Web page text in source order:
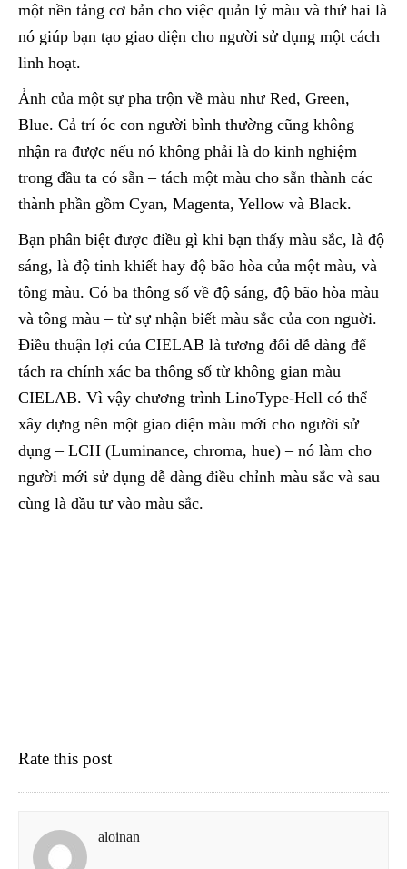
một nền tảng cơ bản cho việc quản lý màu và thứ hai là
nó giúp bạn tạo giao diện cho người sử dụng một cách
linh hoạt.
Ảnh của một sự pha trộn về màu như Red, Green,
Blue. Cả trí óc con người bình thường cũng không
nhận ra được nếu nó không phải là do kinh nghiệm
trong đầu ta có sẵn – tách một màu cho sẵn thành các
thành phần gồm Cyan, Magenta, Yellow và Black.
Bạn phân biệt được điều gì khi bạn thấy màu sắc, là độ
sáng, là độ tinh khiết hay độ bão hòa của một màu, và
tông màu. Có ba thông số về độ sáng, độ bão hòa màu
và tông màu – từ sự nhận biết màu sắc của con nguời.
Điều thuận lợi của CIELAB là tương đối dễ dàng để
tách ra chính xác ba thông số từ không gian màu
CIELAB. Vì vậy chương trình LinoType-Hell có thể
xây dựng nên một giao diện màu mới cho người sử
dụng – LCH (Luminance, chroma, hue) – nó làm cho
người mới sử dụng dễ dàng điều chỉnh màu sắc và sau
cùng là đầu tư vào màu sắc.
Rate this post
aloinan